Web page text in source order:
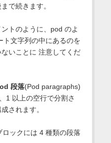
で続きます。
トのように、pod のよ
ト文字列の中にあるのを
いことに 注意してくだ
段落(Pod paragraphs)
1 以上の空行で分割さ
されます。
ックには 4 種類の段落